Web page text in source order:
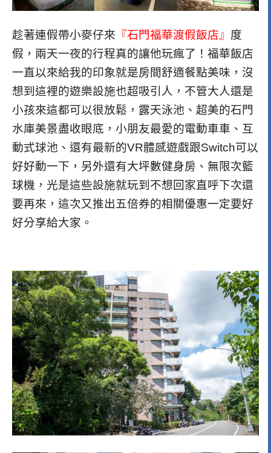
趁著連假帶小麥仔來 『石門福華渡假飯店』 度
假，兩天一夜的行程真的讓他玩瘋了！福華飯店
一直以來給我的印象就是房間舒適餐點美味，沒
想到這裡的遊樂設施也超吸引人，不管大人還是
小孩來這都可以很放鬆，露天泳池、超美的石門
水庫美景盡收眼底，小朋友最愛的電動車車、互
動式球池、還有最新的VR體感遊戲跟Switch可以
好好動一下，另外還有大坪數健身房、無限次籃
球機，光是這些設施就玩到不想回家直呼下次還
要再來，這次又推出五倍券的相關優惠一定要好
好分享給大家。